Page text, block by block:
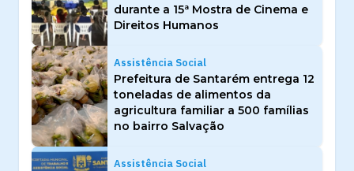
durante a 15ª Mostra de Cinema e
Direitos Humanos
Assistência Social
Prefeitura de Santarém entrega 12
toneladas de alimentos da
agricultura familiar a 500 famílias
no bairro Salvação
Assistência Social